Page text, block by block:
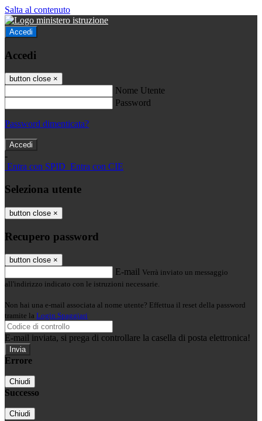
Salta al contenuto
Accedi
Accedi
button close ×
Nome Utente
Password
Password dimenticata?
-
Entra con SPID Entra con CIE
Seleziona utente
button close ×
Recupero password
button close ×
E-mail Verrà inviato un messaggio
all'indirizzo indicato con le istruzioni necessarie.
Non hai una e-mail associata al nome utente? Effettua il reset della password
tramite la Login Spaggiari
E-mail inviata, si prega di controllare la casella di posta elettronica!
Errore
Chiudi
Successo
Chiudi